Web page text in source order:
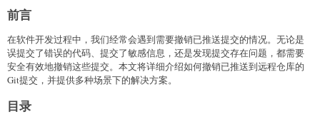
前言
在软件开发过程中，我们经常会遇到需要撤销已推送提交的情况。无论是
误提交了错误的代码、提交了敏感信息，还是发现提交存在问题，都需要
安全有效地撤销这些提交。本文将详细介绍如何撤销已推送到远程仓库的
Git提交，并提供多种场景下的解决方案。
目录